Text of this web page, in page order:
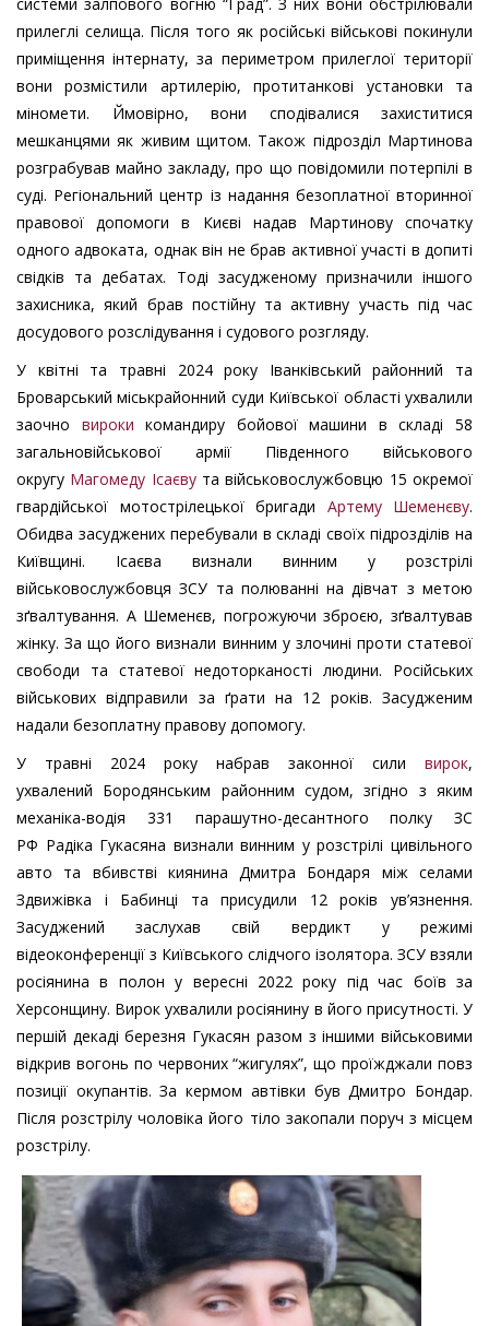
прилеглі селища. Після того як російські військові покинули
приміщення інтернату, за периметром прилеглої території
вони розмістили артилерію, протитанкові установки та
міномети. Ймовірно, вони сподівалися захиститися
мешканцями як живим щитом. Також підрозділ Мартинова
розграбував майно закладу, про що повідомили потерпілі в
суді. Регіональний центр із надання безоплатної вторинної
правової допомоги в Києві надав Мартинову спочатку
одного адвоката, однак він не брав активної участі в допиті
свідків та дебатах. Тоді засудженому призначили іншого
захисника, який брав постійну та активну участь під час
досудового розслідування і судового розгляду.
У квітні та травні 2024 року Іванківський районний та
Броварський міськрайонний суди Київської області ухвалили
заочно вироки командиру бойової машини в складі 58
загальновійськової армії Південного військового
округу Магомеду Ісаєвута військовослужбовцю 15 окремої
гвардійської мотострілецької бригади Артему Шеменєву.
Обидва засуджених перебували в складі своїх підрозділів на
Київщині. Ісаєва визнали винним у розстрілі
військовослужбовця ЗСУ та полюванні на дівчат з метою
зґвалтування. А Шеменєв, погрожуючи зброєю, зґвалтував
жінку. За що його визнали винним у злочині проти статевої
свободи та статевої недоторканості людини. Російських
військових відправили за ґрати на 12 років. Засудженим
надали безоплатну правову допомогу.
У травні 2024 року набрав законної сили вирок,
ухвалений Бородянським районним судом, згідно з яким
механіка-водія 331 парашутно-десантного полку ЗС
РФ Радіка Гукасяна визнали винним у розстрілі цивільного
авто та вбивстві киянина Дмитра Бондаря між селами
Здвижівка і Бабинці та присудили 12 років ув’язнення.
Засуджений заслухав свій вердикт у режимі
відеоконференції з Київського слідчого ізолятора. ЗСУ взяли
росіянина в полон у вересні 2022 року під час боїв за
Херсонщину. Вирок ухвалили росіянину в його присутності. У
першій декаді березня Гукасян разом з іншими військовими
відкрив вогонь по червоних “жигулях”, що проїжджали повз
позиції окупантів. За кермом автівки був Дмитро Бондар.
Після розстрілу чоловіка його тіло закопали поруч з місцем
розстрілу.